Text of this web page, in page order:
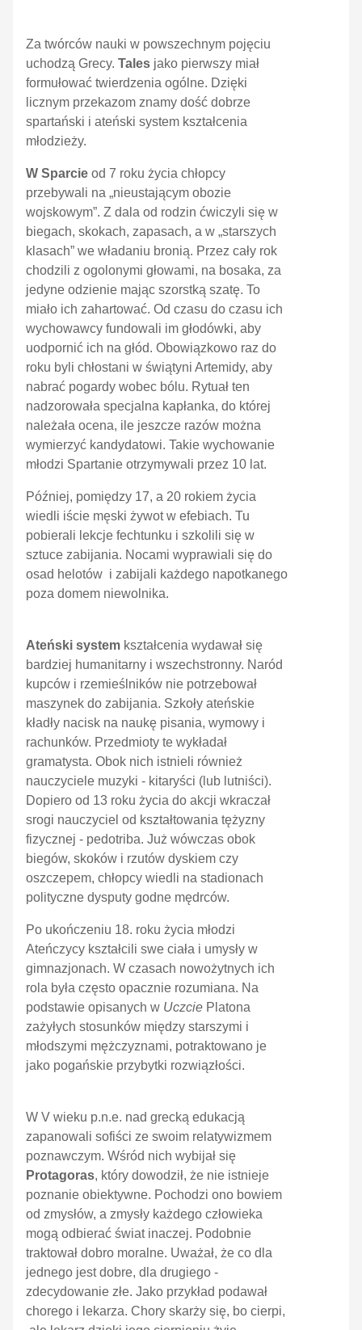
Za twórców nauki w powszechnym pojęciu
uchodzą Grecy. Tales jako pierwszy miał
formułować twierdzenia ogólne. Dzięki
licznym przekazom znamy dość dobrze
spartański i ateński system kształcenia
młodzieży.
W Sparcie od 7 roku życia chłopcy
przebywali na „nieustającym obozie
wojskowym”. Z dala od rodzin ćwiczyli się w
biegach, skokach, zapasach, a w „starszych
klasach” we władaniu bronią. Przez cały rok
chodzili z ogolonymi głowami, na bosaka, za
jedyne odzienie mając szorstką szatę. To
miało ich zahartować. Od czasu do czasu ich
wychowawcy fundowali im głodówki, aby
uodpornić ich na głód. Obowiązkowo raz do
roku byli chłostani w świątyni Artemidy, aby
nabrać pogardy wobec bólu. Rytuał ten
nadzorowała specjalna kapłanka, do której
należała ocena, ile jeszcze razów można
wymierzyć kandydatowi. Takie wychowanie
młodzi Spartanie otrzymywali przez 10 lat.
Później, pomiędzy 17, a 20 rokiem życia
wiedli iście męski żywot w efebiach. Tu
pobierali lekcje fechtunku i szkolili się w
sztuce zabijania. Nocami wyprawiali się do
osad helotów i zabijali każdego napotkanego
poza domem niewolnika.
Ateński system kształcenia wydawał się
bardziej humanitarny i wszechstronny. Naród
kupców i rzemieślników nie potrzebował
maszynek do zabijania. Szkoły ateńskie
kładły nacisk na naukę pisania, wymowy i
rachunków. Przedmioty te wykładał
gramatysta. Obok nich istnieli również
nauczyciele muzyki - kitaryści (lub lutniści).
Dopiero od 13 roku życia do akcji wkraczał
srogi nauczyciel od kształtowania tężyzny
fizycznej - pedotriba. Już wówczas obok
biegów, skoków i rzutów dyskiem czy
oszczepem, chłopcy wiedli na stadionach
polityczne dysputy godne mędrców.
Po ukończeniu 18. roku życia młodzi
Ateńczycy kształcili swe ciała i umysły w
gimnazjonach. W czasach nowożytnych ich
rola była często opacznie rozumiana. Na
podstawie opisanych w Uczcie Platona
zażyłych stosunków między starszymi i
młodszymi mężczyznami, potraktowano je
jako pogańskie przybytki rozwiązłości.
W V wieku p.n.e. nad grecką edukacją
zapanowali sofiści ze swoim relatywizmem
poznawczym. Wśród nich wybijał się
Protagoras, który dowodził, że nie istnieje
poznanie obiektywne. Pochodzi ono bowiem
od zmysłów, a zmysły każdego człowieka
mogą odbierać świat inaczej. Podobnie
traktował dobro moralne. Uważał, że co dla
jednego jest dobre, dla drugiego -
zdecydowanie złe. Jako przykład podawał
chorego i lekarza. Chory skarży się, bo cierpi,